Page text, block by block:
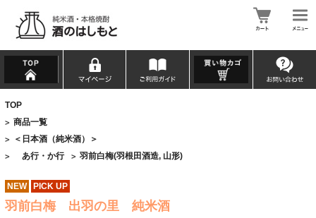
TOP
> 商品一覧
> ＜日本酒（純米酒）＞
> あ行・か行 > 羽前白梅(羽根田酒造, 山形)
NEW PICK UP
羽前白梅 出羽の里 純米酒